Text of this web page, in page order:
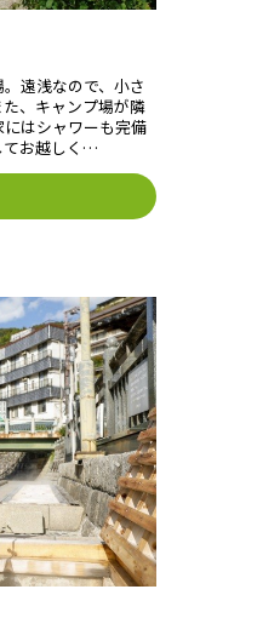
遠浅なので、小さ
、キャンプ場が隣
はシャワーも完備
てお越しく…